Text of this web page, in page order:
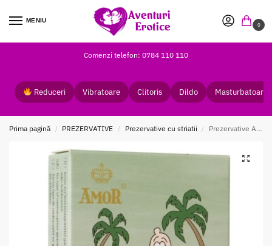
MENIU
0
Comenzi telefon: 0784 110 110
Reduceri Vibratoare Clitoris Dildo Masturbatoare
Prima pagină / PREZERVATIVE / Prezervative cu striatii / Prezervative Amor Wild Moments 3 Buc